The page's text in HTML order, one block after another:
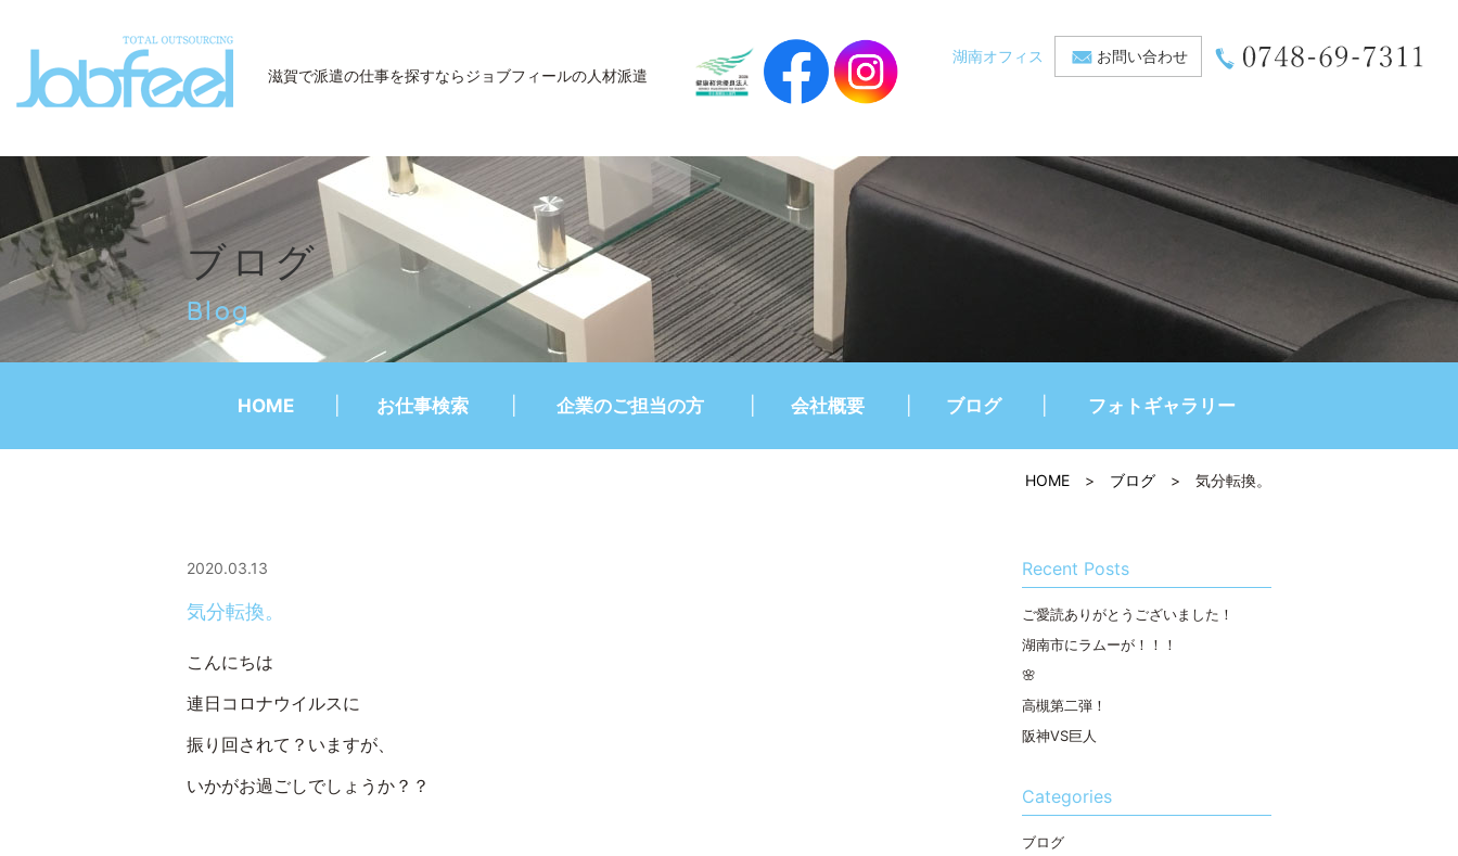
滋賀で派遣の仕事を探すならジョブフィールの人材派遣
湖南オフィス お問い合わせ
ブログ
Blog
HOME お仕事検索 企業のご担当の方 会社概要 ブログ フォトギャラリー
HOME > ブログ > 気分転換。
2020.03.13
気分転換。
こんにちは
連日コロナウイルスに
振り回されて？いますが、
いかがお過ごしでしょうか？？
Recent Posts
ご愛読ありがとうございました！
湖南市にラムーが！！！
🌸
高槻第二弾！
阪神VS巨人
Categories
ブログ